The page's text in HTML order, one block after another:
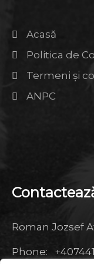
Acasă
Politica de
Termeni şi
ANPC
Roman Jozsef
Phone: